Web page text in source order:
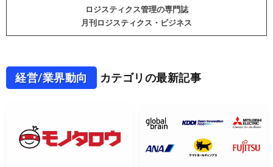
ロジスティクス管理の専門誌
月刊ロジスティクス・ビジネス
経営/業界動向 カテゴリの最新記事